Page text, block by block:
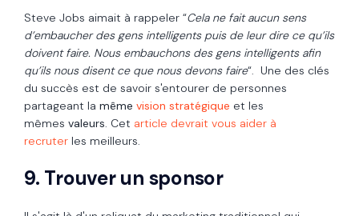
Steve Jobs aimait à rappeler “Cela ne fait aucun sens
d’embaucher des gens intelligents puis de leur dire ce qu’ils
doivent faire. Nous embauchons des gens intelligents afin
qu’ils nous disent ce que nous devons faire“. Une des clés
du succès est de savoir s'entourer de personnes
partageant la même vision stratégique et les
mêmes valeurs. Cet article devrait vous aider à
recruter les meilleurs.
9. Trouver un sponsor